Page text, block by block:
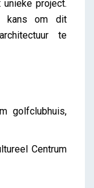
project.
kans om dit
te
golfclubhuis,
Centrum